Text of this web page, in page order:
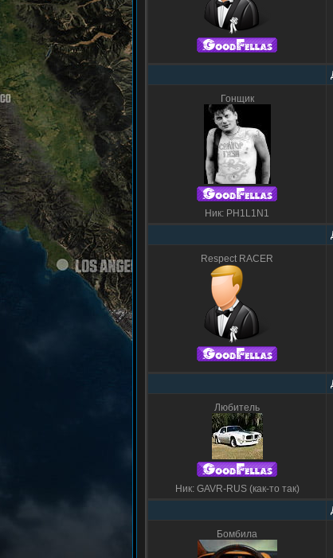
Гонщик
Ник: PH1L1N1
Respect RACER
Любитель
Ник: GAVR-RUS (как-то так)
Бомбила